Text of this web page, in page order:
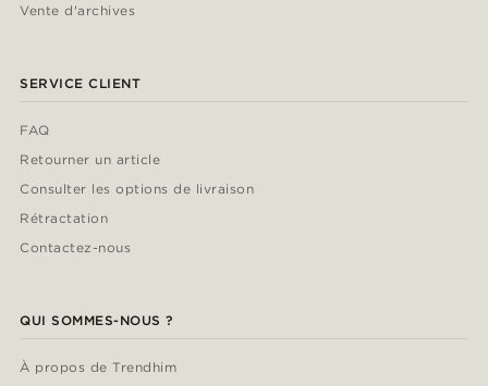
Vente d'archives
SERVICE CLIENT
FAQ
Retourner un article
Consulter les options de livraison
Rétractation
Contactez-nous
QUI SOMMES-NOUS ?
À propos de Trendhim